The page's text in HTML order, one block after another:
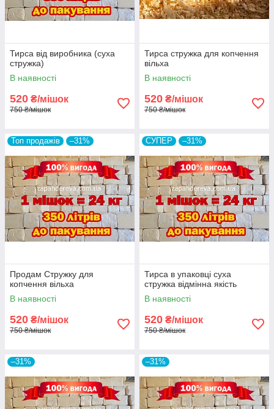
Тирса від виробника (суха
стружка)
В наявності
520 ₴/мішок
750 ₴/мішок
Тирса стружка для копчення
вільха
В наявності
520 ₴/мішок
750 ₴/мішок
Топ продажів –31%
Продам Стружку для
копчення вільха
В наявності
520 ₴/мішок
750 ₴/мішок
СУПЕР –31%
Тирса в упаковці суха
стружка відмінна якість
В наявності
520 ₴/мішок
750 ₴/мішок
–31% –31%